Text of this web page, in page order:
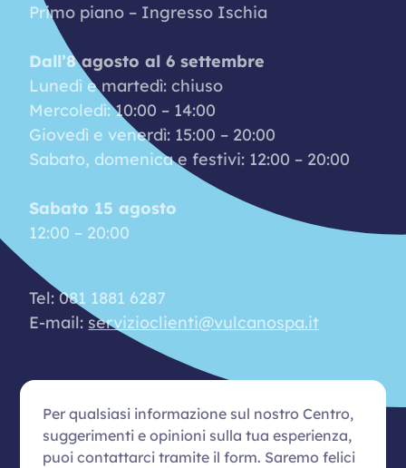
Primo piano – Ingresso Ischia
Dall’8 agosto al 6 settembre
Lunedì e martedì: chiuso
Mercoledì: 10:00 – 14:00
Giovedì e venerdì: 15:00 – 20:00
Sabato, domenica e festivi: 12:00 – 20:00
Sabato 15 agosto
12:00 – 20:00
Tel: 081 1881 6287
E-mail: servizioclienti@vulcanospa.it
Per qualsiasi informazione sul nostro Centro,
suggerimenti e opinioni sulla tua esperienza,
puoi contattarci tramite il form. Saremo felici